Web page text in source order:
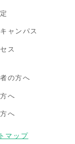
ャンパス
ス
の方へ
へ
へ
マップ